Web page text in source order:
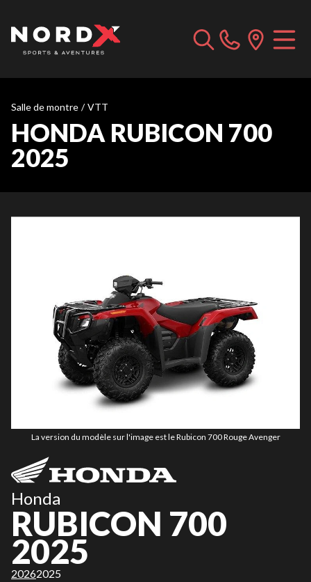
Salle de montre / VTT
HONDA RUBICON 700
2025
La version du modèle sur l'image est le Rubicon 700 Rouge Avenger
Honda
RUBICON 700
2025
20262025